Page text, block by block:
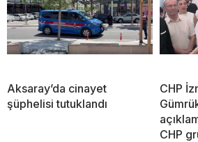
Aksaray’da cinayet
şüphelisi tutuklandı
CHP
CHP